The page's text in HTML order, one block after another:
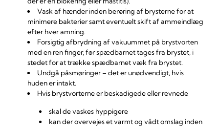
Vask af hænder inden berøring af brysterne for at
minimere bakterier samt eventuelt skift af ammeindlæg
efter hver amning.
Forsigtig afbrydning af vakuummet på brystvorten
med en ren finger, før spædbarnet tages fra brystet, i
stedet for at trække spædbarnet væk fra brystet.
Undgå påsmøringer – det er unødvendigt, hvis
huden er intakt.
Hvis brystvorterne er beskadigede eller revnede
skal de vaskes hyppigere
kan der overvejes et varmt og vådt omslag inden